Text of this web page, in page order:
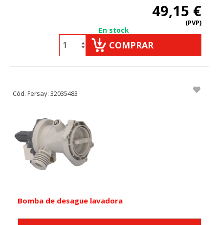
49,15 €
(PVP)
En stock
COMPRAR
Bomba de desague lavadora
Cód. Fersay: 32035483